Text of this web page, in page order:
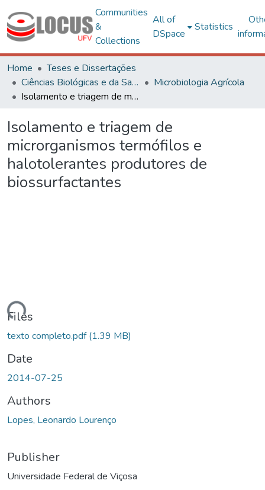
Communities
&
Collections
All of
DSpace
Statistics
Home
Teses e Dissertações
Ciências Biológicas e da Saúde
Microbiologia Agrícola
Isolamento e triagem de microrganismos termófilos e halotolerantes produtores de biossurfactantes
Isolamento e triagem de
microrganismos termófilos e
halotolerantes produtores de
biossurfactantes
Files
texto completo.pdf(1.39 MB)
Date
2014-07-25
Authors
Lopes, Leonardo Lourenço
Publisher
Universidade Federal de Viçosa